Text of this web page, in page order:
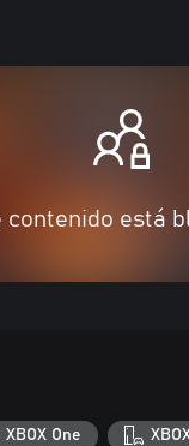
contenido está
XBOX One